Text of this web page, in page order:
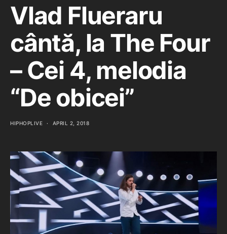
Vlad Flueraru
cântă, la The Four
– Cei 4, melodia
“De obicei”
HIPHOPLIVE APRIL 2, 2018